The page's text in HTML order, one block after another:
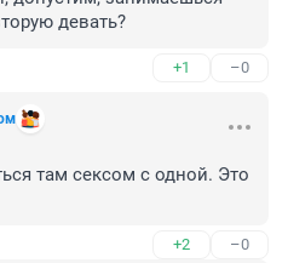
девать?
+1 –0
там сексом с одной. Это
+2 –0